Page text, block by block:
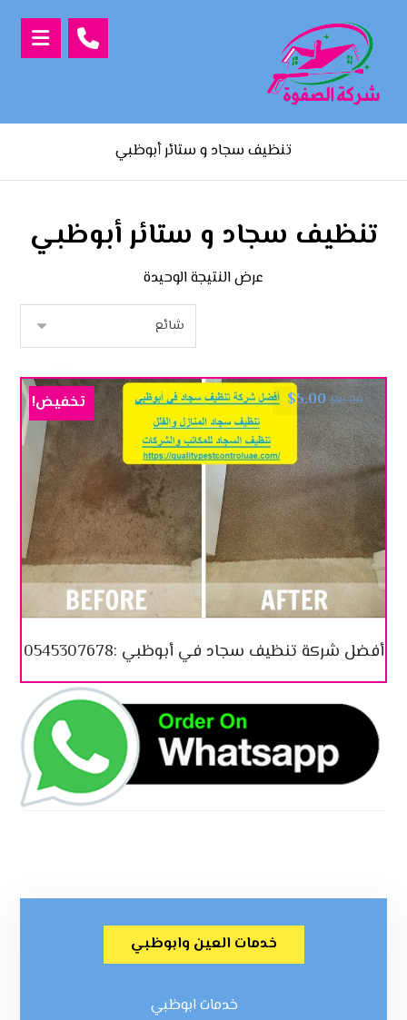
تنظيف سجاد و ستائر أبوظبي
تنظيف سجاد و ستائر أبوظبي
عرض النتيجة الوحيدة
أفضل شركة تنظيف سجاد في أبوظبي :0545307678
$10.00
$5.00 تخفيض!
خدمات العين وابوظبي
خدمات ابوظبي